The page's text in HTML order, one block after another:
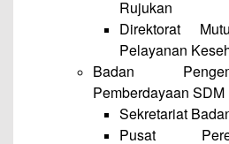
Rujukan
Direktorat
Pelayanan
Badan
Pemberdayaan
Sekretariat
Pusat